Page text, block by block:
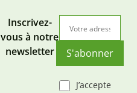
Inscrivez-
vous à notre
newsletter
S'abonner
J’accepte